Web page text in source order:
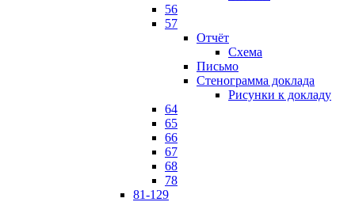
56
57
Отчёт
Схема
Письмо
Стенограмма доклада
Рисунки к докладу
64
65
66
67
68
78
81-129